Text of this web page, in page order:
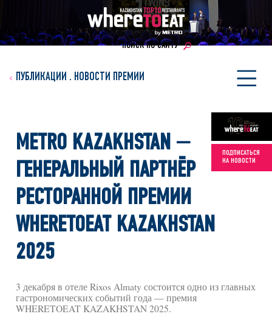
ПОИСК ПО САЙТУ
ПОДПИСАТЬСЯ
НА НОВОСТИ
ПУБЛИКАЦИИ . НОВОСТИ ПРЕМИИ
METRO KAZAKHSTAN —
ГЕНЕРАЛЬНЫЙ ПАРТНЁР
РЕСТОРАННОЙ ПРЕМИИ
WHERETOEAT KAZAKHSTAN
2025
3 декабря в отеле Rixos Almaty состоится одно из главных
гастрономических событий года — премия
WHERETOEAT KAZAKHSTAN 2025.